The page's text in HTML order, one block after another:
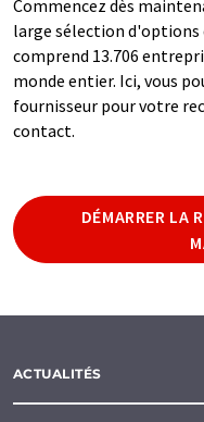
Commencez dès
large sélection d'options
comprend 13.706
monde entier. Ici, vous
fournisseur pour votre
contact.
DÉMARRER LA
ACTUALITÉS